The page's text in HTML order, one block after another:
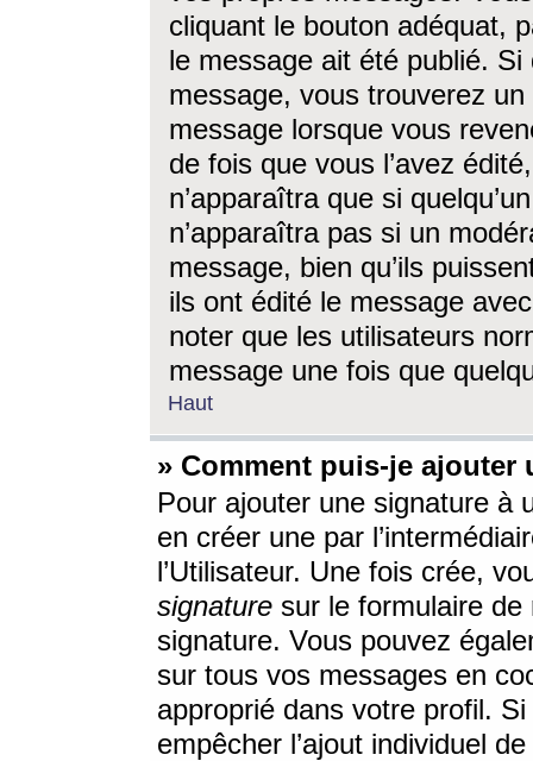
cliquant le bouton adéquat,
le message ait été publié. Si
message, vous trouverez
message lorsque vous
de fois que vous l’avez
n’apparaîtra que si
n’apparaîtra pas si un
message, bien qu’ils
ils ont édité le message
noter que les utilisateurs
message une fois que
Haut
» Comment puis-je ajouter
Pour ajouter une signature à
en créer une par
l’Utilisateur. Une fois crée,
signature sur le formulaire de
signature. Vous pouvez
sur tous vos messages en
approprié dans votre profil.
empêcher l’ajout individuel